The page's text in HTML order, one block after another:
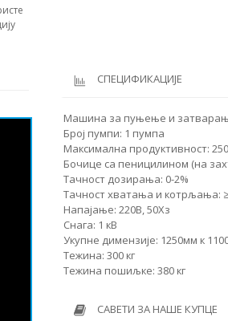
СПЕЦИФИКАЦИЈЕ
Машина за пуњење и
Број пумпи: 1 пумпа
Максимална продуктивност:
Бочице са пеницилином (на
Тачност дозирања: 0-2%
Тачност хватања и котрљања:
Напајање: 220В, 50Хз
Снага: 1 кВ
Укупне димензије: 1250мм к
Тежина: 300 кг
Тежина пошиљке: 380 кг
САВЕТИ ЗА НАШЕ КУПЦЕ